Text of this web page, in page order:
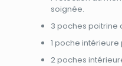
soignée.
3 poches poitrine
1 poche intérieure
2 poches